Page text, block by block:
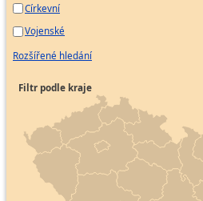
Církevní
Vojenské
Rozšířené hledání
Filtr podle kraje